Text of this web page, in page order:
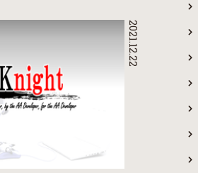
2021.12.22